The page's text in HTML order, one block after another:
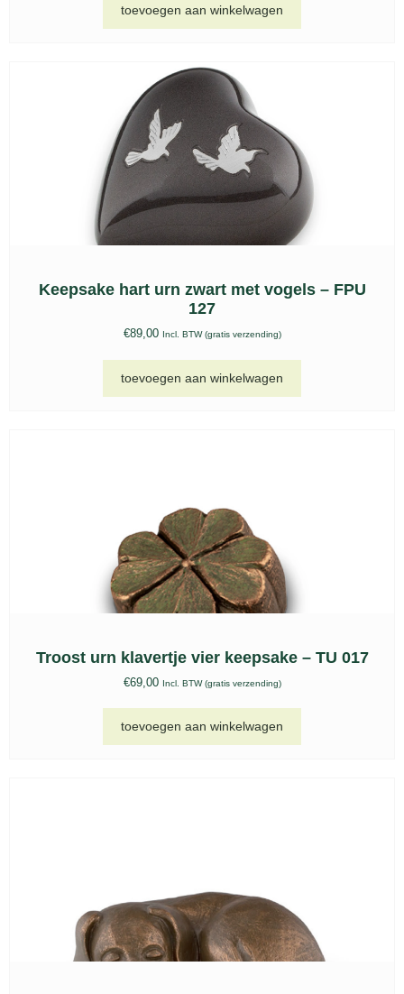
toevoegen aan winkelwagen
Keepsake hart urn zwart met vogels – FPU
127
€89,00 Incl. BTW (gratis verzending)
toevoegen aan winkelwagen
Troost urn klavertje vier keepsake – TU 017
€69,00 Incl. BTW (gratis verzending)
toevoegen aan winkelwagen